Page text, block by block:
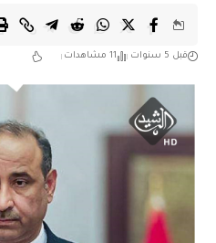
قبل 5 سنوات 11 مشاهدات